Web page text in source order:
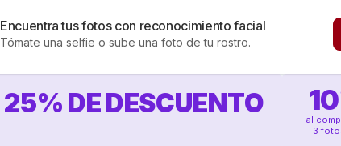
Encuentra tus fotos con reconocimiento facial
Tómate una selfie o sube una foto de tu rostro.
25% DE DESCUENTO 10
al
3